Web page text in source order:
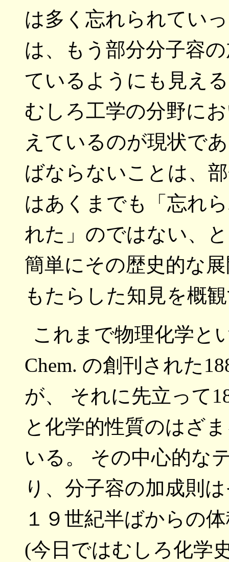
は多く忘れられてい
は、もう部分分子容
ているようにも見え
むしろ工学の分野に
えているのが現状で
ばならないことは、
はあくまでも「忘れ
れた」のではない、
簡単にその歴史的な
もたらした知見を概
これまで物理化学と
Chem. の創刊された
が、 それに先立って
と化学的性質のはざ
いる。 その中心的な
り、分子容の加成則
１９世紀半ばからの
(今日ではむしろ化学